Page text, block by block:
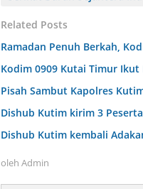
Related Posts
Ramadan Penuh Berkah,
Kodim 0909 Kutai Timur
Pisah Sambut Kapolres
Dishub Kutim kirim 3
Dishub Kutim kembali
oleh Admin